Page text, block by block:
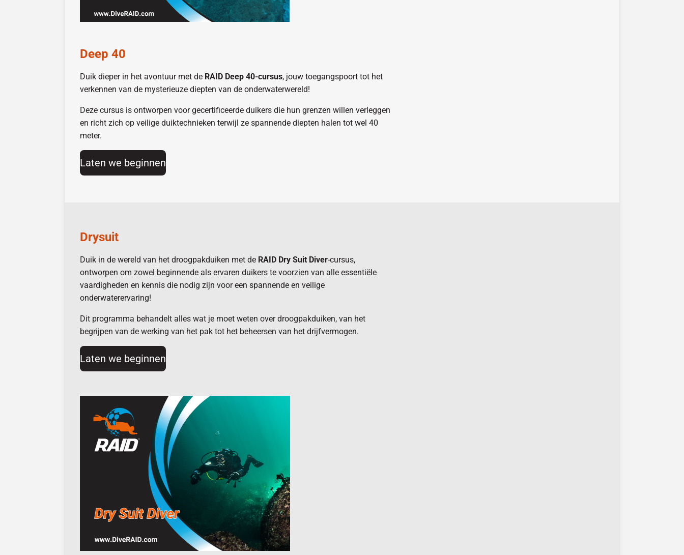
Deep 40
Duik dieper in het avontuur met de RAID Deep 40-cursus, jouw toegangspoort tot het
verkennen van de mysterieuze diepten van de onderwaterwereld!
Deze cursus is ontworpen voor gecertificeerde duikers die hun grenzen willen verleggen
en richt zich op veilige duiktechnieken terwijl ze spannende diepten halen tot wel 40
meter.
Laten we beginnen
Drysuit
Duik in de wereld van het droogpakduiken met de RAID Dry Suit Diver-cursus,
ontworpen om zowel beginnende als ervaren duikers te voorzien van alle essentiële
vaardigheden en kennis die nodig zijn voor een spannende en veilige
onderwaterervaring!
Dit programma behandelt alles wat je moet weten over droogpakduiken, van het
begrijpen van de werking van het pak tot het beheersen van het drijfvermogen.
Laten we beginnen